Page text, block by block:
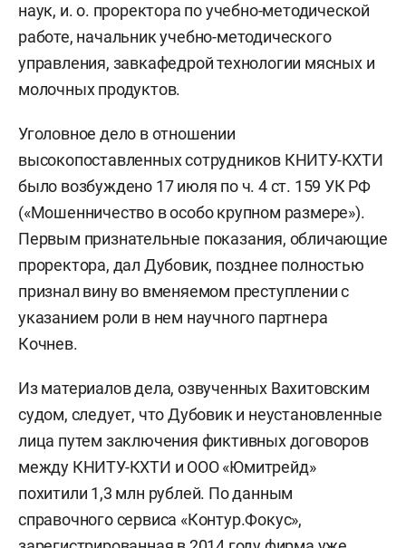
наук, и. о. проректора по учебно-методической
работе, начальник учебно-методического
управления, завкафедрой технологии мясных и
молочных продуктов.
Уголовное дело в отношении
высокопоставленных сотрудников КНИТУ-КХТИ
было возбуждено 17 июля по ч. 4 ст. 159 УК РФ
(«Мошенничество в особо крупном размере»).
Первым признательные показания, обличающие
проректора, дал Дубовик, позднее полностью
признал вину во вменяемом преступлении с
указанием роли в нем научного партнера
Кочнев.
Из материалов дела, озвученных Вахитовским
судом, следует, что Дубовик и неустановленные
лица путем заключения фиктивных договоров
между КНИТУ-КХТИ и ООО «Юмитрейд»
похитили 1,3 млн рублей. По данным
справочного сервиса «Контур.Фокус»,